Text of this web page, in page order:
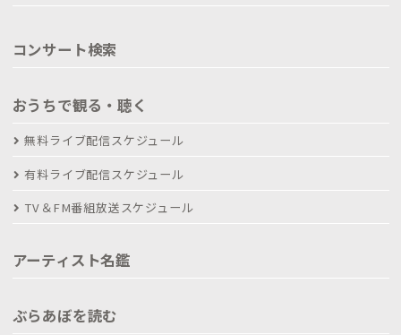
コンサート検索
おうちで観る・聴く
無料ライブ配信スケジュール
有料ライブ配信スケジュール
TV＆FM番組放送スケジュール
アーティスト名鑑
ぶらあぼを読む